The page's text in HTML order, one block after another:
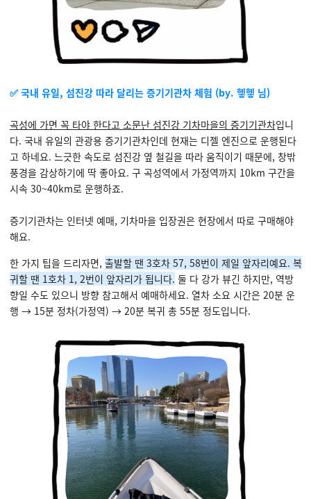
✅ 국내 유일, 섬진강 따라 달리는 증기기관차 체험 (by. 헿헿 님)
곡성에 가면 꼭 타야 한다고 소문난 섬진강 기차마을의 증기기관차입니
다. 국내 유일의 관광용 증기기관차인데 현재는 디젤 엔진으로 운행된다
고 하네요. 느긋한 속도로 섬진강 옆 철길을 따라 움직이기 때문에, 창밖
풍경을 감상하기에 딱 좋아요. 구 곡성역에서 가정역까지 10km 구간을
시속 30~40km로 운행하죠.
증기기관차는 인터넷 예매, 기차마을 입장권은 현장에서 따로 구매해야
해요.
한 가지 팁을 드리자면, 출발할 땐 3호차 57, 58번이 제일 앞자리예요. 복
귀할 땐 1호차 1, 2번이 앞자리가 됩니다. 둘 다 강가 뷰긴 하지만, 역방
향일 수도 있으니 방향 참고해서 예매하세요. 열차 소요 시간은 20분 운
행 → 15분 정차(가정역) → 20분 복귀 총 55분 정도입니다.